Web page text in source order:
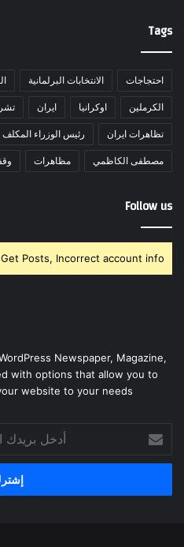
Tags
احتجاجات الانتخابات البرلمانية
الكرملين اوكرانيا ايران
تظاهرات ايران رئيس الوزراء المكلف
مصطفى الكاظمي مظاهرات
Follow us
Posts, Incorrect account info.
Newspaper, Magazine,
with options that allow you to
website to your needs.
بريدك
الإلكتروني